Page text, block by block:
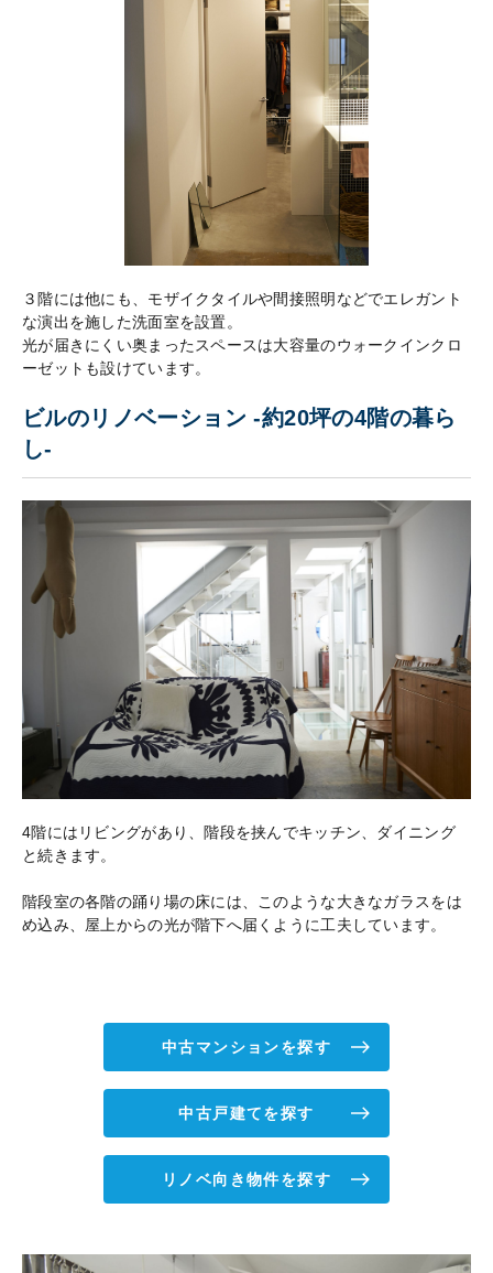
３階には他にも、モザイクタイルや間接照明などでエレガント
な演出を施した洗面室を設置。
光が届きにくい奥まったスペースは大容量のウォークインクロ
ーゼットも設けています。
ビルのリノベーション -約20坪の4階の暮ら
し-
4階にはリビングがあり、階段を挟んでキッチン、ダイニング
と続きます。
階段室の各階の踊り場の床には、このような大きなガラスをは
め込み、屋上からの光が階下へ届くように工夫しています。
中古マンションを探す
中古戸建てを探す
リノベ向き物件を探す